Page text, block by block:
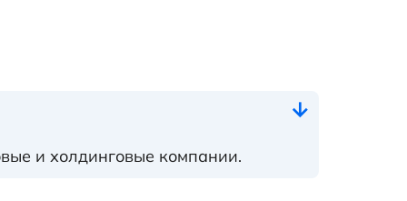
и холдинговые компании.